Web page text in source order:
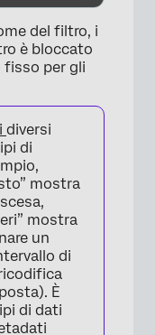
×
del filtro, i
è bloccato
fisso per gli
diversi
di
mostra
mostra
un
di
È
di dati